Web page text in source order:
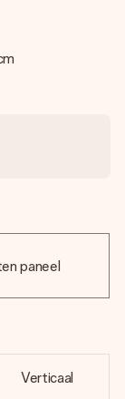
paneel
Verticaal